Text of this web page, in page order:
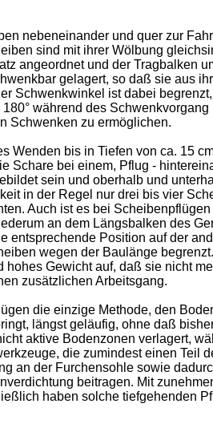
nebeneinander und quer zur
sind mit ihrer Wölbung
angeordnet und der Tragbalken
gelagert, so daß sie aus
Schwenkwinkel ist dabei
während des
Schwenken zu ermöglichen.
Wenden bis in Tiefen von ca. 15
bei einem, Pflug -
sein und oberhalb und
in der Regel nur drei bis vier
Auch ist es bei
an dem Längsbalken des
Position auf der
wegen der Baulänge
Gewicht auf, daß sie nicht
zusätzlichen Arbeitsgang.
die einzige Methode, den
längst geläufig, ohne daß
aktive Bodenzonen verlagert,
die zumindest einen Teil
an der Furchensohle sowie
beitragen. Mit
haben solche tiefgehenden